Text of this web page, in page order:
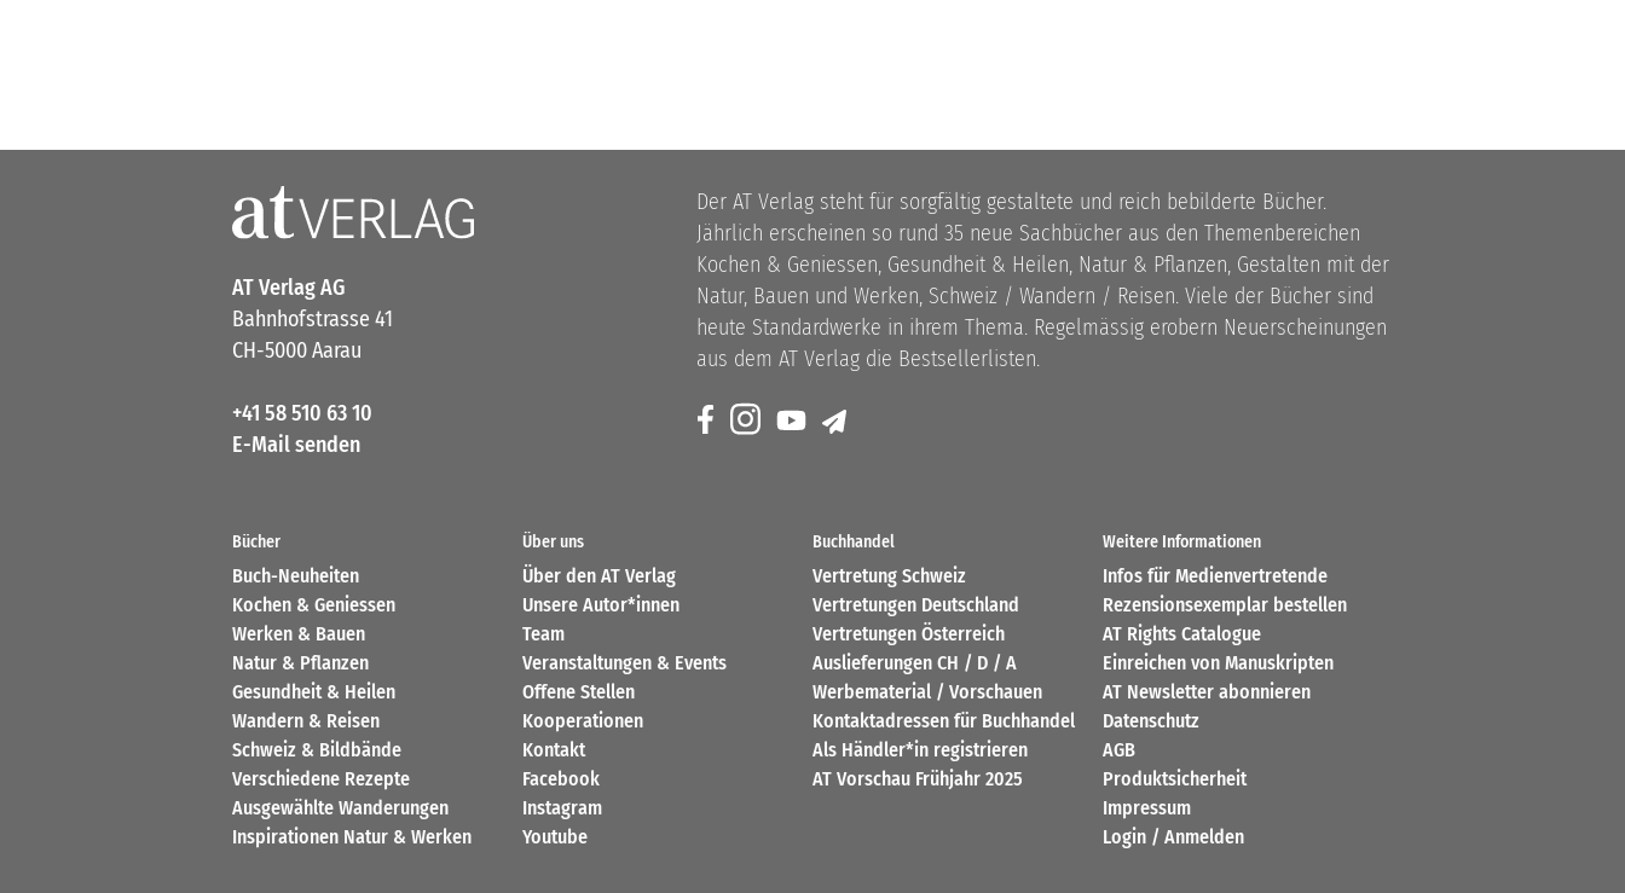
AT Verlag AG
Bahnhofstrasse 41
CH-5000 Aarau
+41 58 510 63 10
E-Mail senden
Der AT Verlag steht für sorgfältig gestaltete und reich bebilderte Bücher.
Jährlich erscheinen so rund 35 neue Sachbücher aus den Themenbereichen
Kochen & Geniessen, Gesundheit & Heilen, Natur & Pflanzen, Gestalten mit der
Natur, Bauen und Werken, Schweiz / Wandern / Reisen. Viele der Bücher sind
heute Standardwerke in ihrem Thema. Regelmässig erobern Neuerscheinungen
aus dem AT Verlag die Bestsellerlisten.
Bücher
Buch-Neuheiten
Kochen & Geniessen
Werken & Bauen
Natur & Pflanzen
Gesundheit & Heilen
Wandern & Reisen
Schweiz & Bildbände
Verschiedene Rezepte
Ausgewählte Wanderungen
Inspirationen Natur & Werken
Über uns
Über den AT Verlag
Unsere Autor*innen
Team
Veranstaltungen & Events
Offene Stellen
Kooperationen
Kontakt
Facebook
Instagram
Youtube
Buchhandel
Vertretung Schweiz
Vertretungen Deutschland
Vertretungen Österreich
Auslieferungen CH / D / A
Werbematerial / Vorschauen
Kontaktadressen für Buchhandel
Als Händler*in registrieren
AT Vorschau Frühjahr 2025
Weitere Informationen
Infos für Medienvertretende
Rezensionsexemplar bestellen
AT Rights Catalogue
Einreichen von Manuskripten
AT Newsletter abonnieren
Datenschutz
AGB
Produktsicherheit
Impressum
Login / Anmelden